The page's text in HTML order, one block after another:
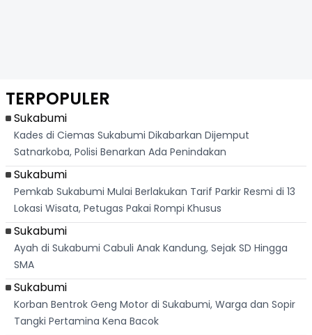
TERPOPULER
Sukabumi
Kades di Ciemas Sukabumi Dikabarkan Dijemput
Satnarkoba, Polisi Benarkan Ada Penindakan
Sukabumi
Pemkab Sukabumi Mulai Berlakukan Tarif Parkir Resmi di 13
Lokasi Wisata, Petugas Pakai Rompi Khusus
Sukabumi
Ayah di Sukabumi Cabuli Anak Kandung, Sejak SD Hingga
SMA
Sukabumi
Korban Bentrok Geng Motor di Sukabumi, Warga dan Sopir
Tangki Pertamina Kena Bacok